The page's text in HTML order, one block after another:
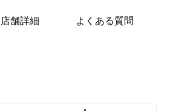
店舗詳細 よくある質問